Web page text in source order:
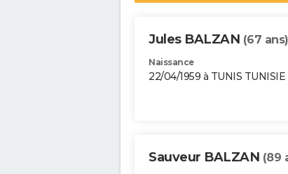
Jules BALZAN (67 ans)
Naissance
22/04/1959 à TUNIS TUNISIE
Sauveur BALZAN (89